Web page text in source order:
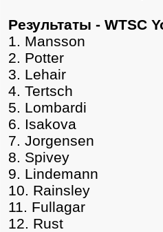
Pезультаты - WTSC
1. Mansson
2. Potter
3. Lehair
4. Tertsch
5. Lombardi
6. Isakova
7. Jorgensen
8. Spivey
9. Lindemann
10. Rainsley
11. Fullagar
12. Rust